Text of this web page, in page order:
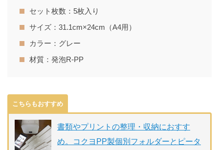
セット枚数：5枚入り
サイズ：31.1cm×24cm（A4用）
カラー：グレー
材質：発泡R-PP
こちらもおすすめ
書類やプリントの整理・収納におすす
め。コクヨPP製個別フォルダーとピータ